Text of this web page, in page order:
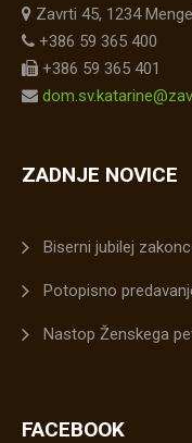
Zavrti 45, 1234
+386 59 365 400
+386 59 365 401
ZADNJE NOVICE
Biserni jubilej
Potopisno
Nastop Ženskega
FACEBOOK